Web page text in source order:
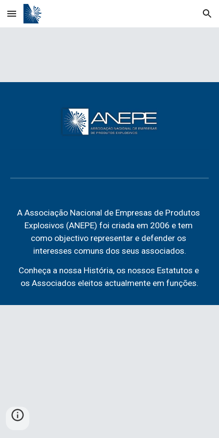
Skip to main content Skip to navigation
A Associação Nacional de Empresas de Produtos
Explosivos (ANEPE) foi criada em 2006 e tem
como objectivo representar e defender os
interesses comuns dos seus associados.
Conheça a nossa História, os nossos Estatutos e
os Associados eleitos actualmente em funções.